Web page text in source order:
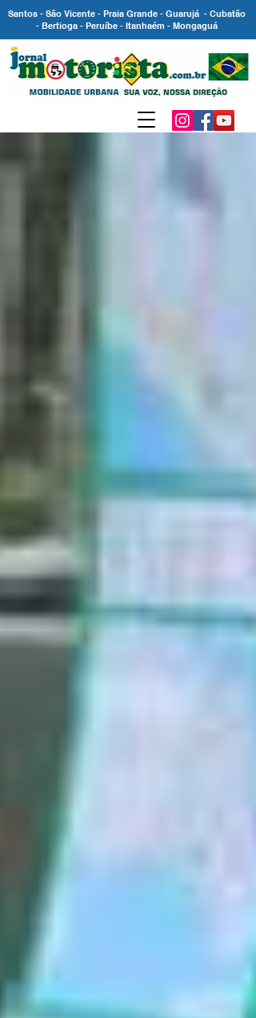
Santos - São Vicente - Praia Grande - Guarujá - Cubatão
- Bertioga - Peruíbe - Itanhaém - Mongaguá